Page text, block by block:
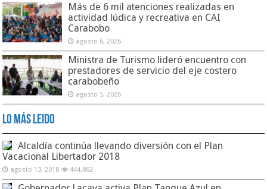
Más de 6 mil atenciones realizadas en
actividad lúdica y recreativa en CAI
Carabobo
agosto 6, 2026
Ministra de Turismo lideró encuentro con
prestadores de servicio del eje costero
carabobeño
agosto 5, 2026
Lo Más Leido
Alcaldía continúa llevando diversión con el Plan
Vacacional Libertador 2018
agosto 13, 2018 444,862